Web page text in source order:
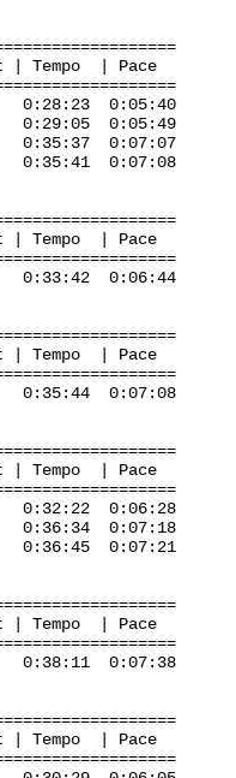
| Pace
0:05:40
0:05:49
0:07:07
0:07:08
| Pace
0:33:42 0:06:44
| Pace
O 0:35:44 0:07:08
| Pace
P 0:32:22 0:06:28
0:36:34 0:07:18
0:07:21
| Pace
0:38:11 0:07:38
| Pace